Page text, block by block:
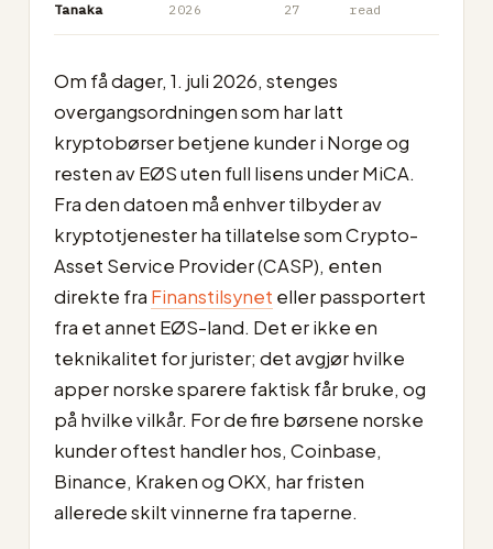
Tanaka
2026
27
read
Om få dager, 1. juli 2026, stenges
overgangsordningen som har latt
kryptobørser betjene kunder i Norge og
resten av EØS uten full lisens under MiCA.
Fra den datoen må enhver tilbyder av
kryptotjenester ha tillatelse som Crypto-
Asset Service Provider (CASP), enten
direkte fra Finanstilsynet eller passportert
fra et annet EØS-land. Det er ikke en
teknikalitet for jurister; det avgjør hvilke
apper norske sparere faktisk får bruke, og
på hvilke vilkår. For de fire børsene norske
kunder oftest handler hos, Coinbase,
Binance, Kraken og OKX, har fristen
allerede skilt vinnerne fra taperne.